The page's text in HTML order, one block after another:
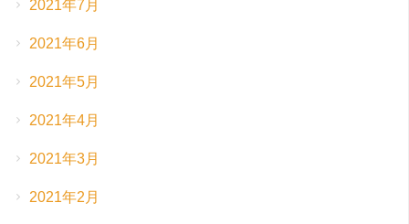
2021年7月
2021年6月
2021年5月
2021年4月
2021年3月
2021年2月